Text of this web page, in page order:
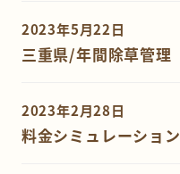
三重県/年間除草管理
2023年5月22日
料金シミュレーション
2023年2月28日